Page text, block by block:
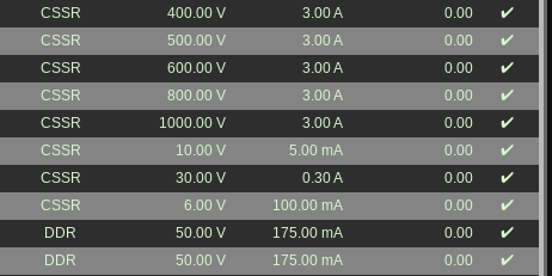
CSSR 400.00 V 3.00 A 0.00
✔️
CSSR 500.00 V 3.00 A 0.00
✔️
CSSR 600.00 V 3.00 A 0.00
✔️
CSSR 800.00 V 3.00 A 0.00
✔️
CSSR 1000.00 V 3.00 A 0.00
✔️
CSSR 10.00 V 5.00 mA 0.00
✔️
CSSR 30.00 V 0.30 A 0.00
✔️
CSSR 6.00 V 100.00 mA 0.00
✔️
DDR 50.00 V 175.00 mA 0.00
✔️
DDR 50.00 V 175.00 mA 0.00
✔️